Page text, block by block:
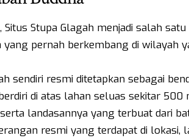
Situs Stupa Glagah menjadi salah
yang pernah berkembang di wilayah
sendiri resmi ditetapkan sebagai
di atas lahan seluas sekitar 500
landasannya yang terbuat dari
resmi yang terdapat di lokasi,